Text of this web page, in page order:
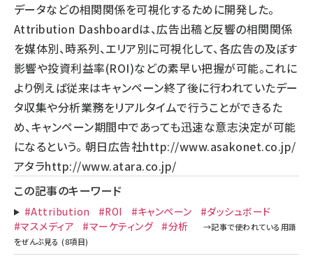
データなどの相関関係を可視化するために開発した。
Attribution Dashboardは、広告出稿と反響の相関関係
を媒体別、時系列、エリア別に可視化して、各広告の及ぼす
影響や投資利益率(ROI)などの素早い把握が可能。これに
より例えば従来はキャンペーン終了後に行われていたデー
タ収集や分析業務をリアルタイムで行うことができるた
め、キャンペーン期間中であっても迅速な意志決定が可能
になるという。 朝日広告社http://www.asakonet.co.jp/
アタラhttp://www.atara.co.jp/
この記事のキーワード
#Attribution #ROI #キャンペーン
#ダッシュボード
#マスメディア
#マーケティング #分析